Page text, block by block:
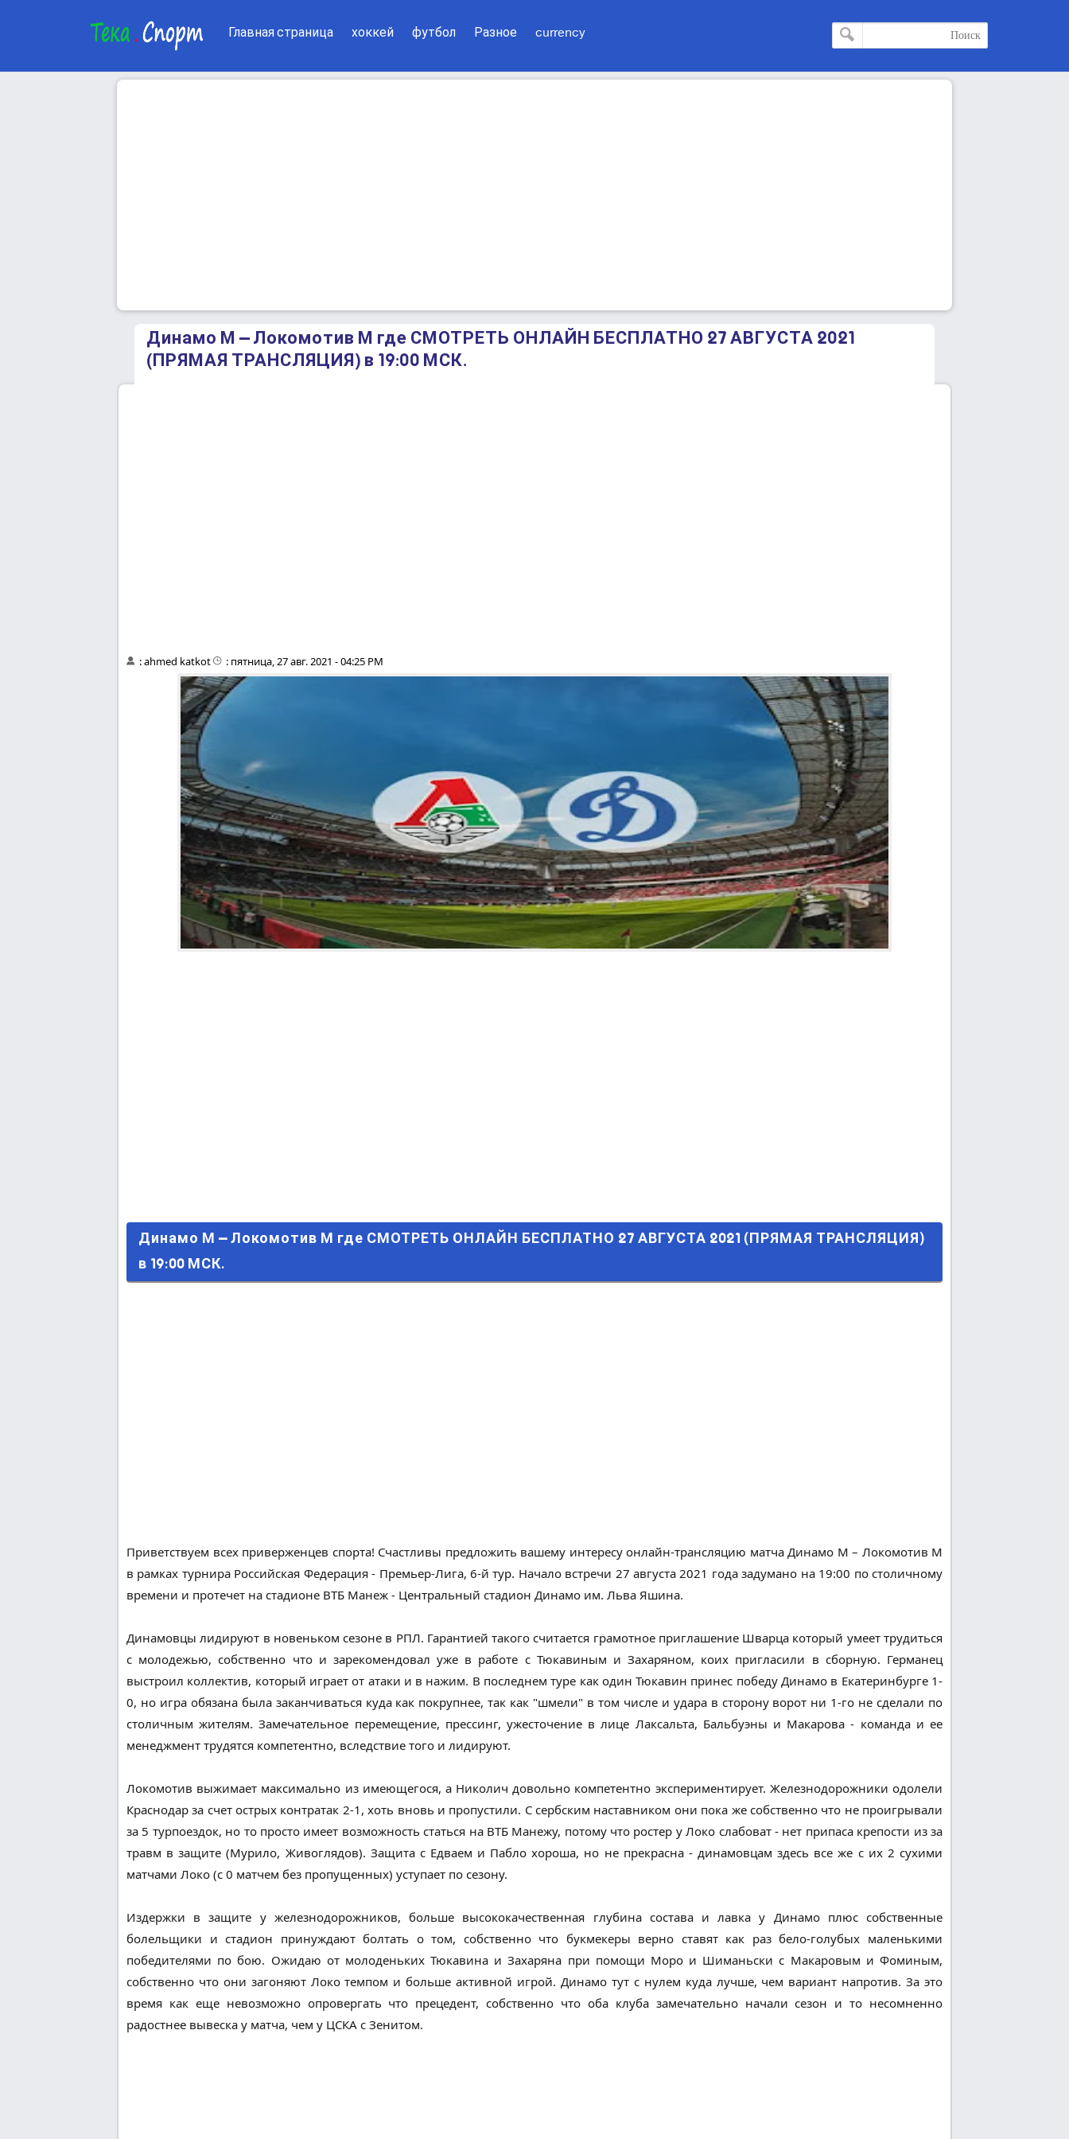
Главная страница хоккей футбол Разное currency
Динамо М – Локомотив М где СМОТРЕТЬ ОНЛАЙН БЕСПЛАТНО 27 АВГУСТА 2021
(ПРЯМАЯ ТРАНСЛЯЦИЯ) в 19:00 МСК.
:ahmed katkot : пятница, 27 авг. 2021 - 04:25 PM
Динамо М – Локомотив М где СМОТРЕТЬ ОНЛАЙН БЕСПЛАТНО 27 АВГУСТА 2021 (ПРЯМАЯ ТРАНСЛЯЦИЯ) в 19:00 МСК.
Динамо М – Локомотив М где СМОТРЕТЬ ОНЛАЙН БЕСПЛАТНО 27 АВГУСТА 2021 (ПРЯМАЯ ТРАНСЛЯЦИЯ)
в 19:00 МСК.
Приветствуем всех приверженцев спорта! Счастливы предложить вашему интересу онлайн-трансляцию матча Динамо М – Локомотив М
в рамках турнира Российская Федерация - Премьер-Лига, 6-й тур. Начало встречи 27 августа 2021 года задумано на 19:00 по столичному
времени и протечет на стадионе ВТБ Манеж - Центральный стадион Динамо им. Льва Яшина.
Динамовцы лидируют в новеньком сезоне в РПЛ. Гарантией такого считается грамотное приглашение Шварца который умеет трудиться
с молодежью, собственно что и зарекомендовал уже в работе с Тюкавиным и Захаряном, коих пригласили в сборную. Германец
выстроил коллектив, который играет от атаки и в нажим. В последнем туре как один Тюкавин принес победу Динамо в Екатеринбурге 1-
0, но игра обязана была заканчиваться куда как покрупнее, так как "шмели" в том числе и удара в сторону ворот ни 1-го не сделали по
столичным жителям. Замечательное перемещение, прессинг, ужесточение в лице Лаксальта, Бальбуэны и Макарова - команда и ее
менеджмент трудятся компетентно, вследствие того и лидируют.
Локомотив выжимает максимально из имеющегося, а Николич довольно компетентно экспериментирует. Железнодорожники одолели
Краснодар за счет острых контратак 2-1, хоть вновь и пропустили. С сербским наставником они пока же собственно что не проигрывали
за 5 турпоездок, но то просто имеет возможность статься на ВТБ Манежу, потому что ростер у Локо слабоват - нет припаса крепости из за
травм в защите (Мурило, Живоглядов). Защита с Едваем и Пабло хороша, но не прекрасна - динамовцам здесь все же с их 2 сухими
матчами Локо (с 0 матчем без пропущенных) уступает по сезону.
Издержки в защите у железнодорожников, больше высококачественная глубина состава и лавка у Динамо плюс собственные
болельщики и стадион принуждают болтать о том, собственно что букмекеры верно ставят как раз бело-голубых маленькими
победителями по бою. Ожидаю от молоденьких Тюкавина и Захаряна при помощи Моро и Шиманьски с Макаровым и Фоминым,
собственно что они загоняют Локо темпом и больше активной игрой. Динамо тут с нулем куда лучше, чем вариант напротив. За это
время как еще невозможно опровергать что прецедент, собственно что оба клуба замечательно начали сезон и то несомненно
радостнее вывеска у матча, чем у ЦСКА с Зенитом.